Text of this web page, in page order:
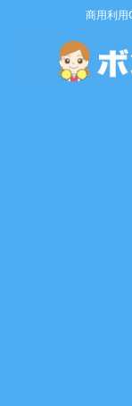
商用利用